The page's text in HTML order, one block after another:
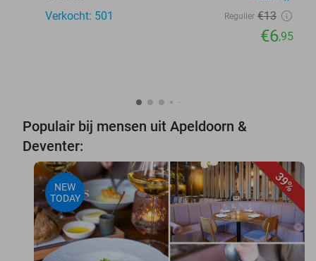
Verkocht: 501 Regulier €13
€6,95
Populair bij mensen uit Apeldoorn &
Deventer:
39%
NEW
TODAY